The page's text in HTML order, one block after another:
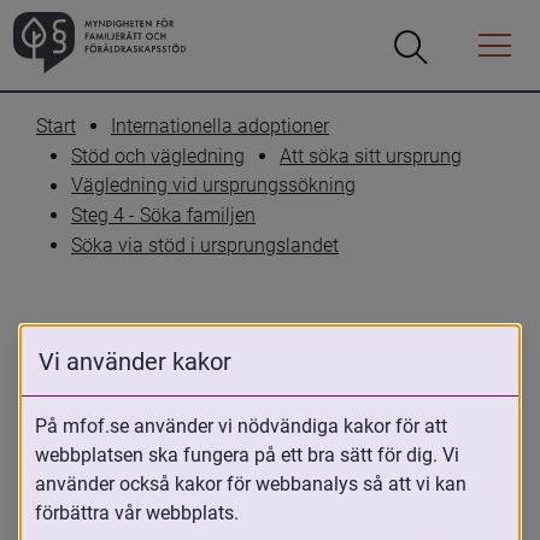
Öppna
Öppna
Menyn
Start
Internationella adoptioner
Stöd och vägledning
Att söka sitt ursprung
Vägledning vid ursprungssökning
Steg 4 - Söka familjen
Söka via stöd i ursprungslandet
INFORMATION OM URSPRUNGSLÄNDER
Estland
22 oktober 2024
Vi använder kakor
På mfof.se använder vi nödvändiga kakor för att
webbplatsen ska fungera på ett bra sätt för dig. Vi
använder också kakor för webbanalys så att vi kan
förbättra vår webbplats.